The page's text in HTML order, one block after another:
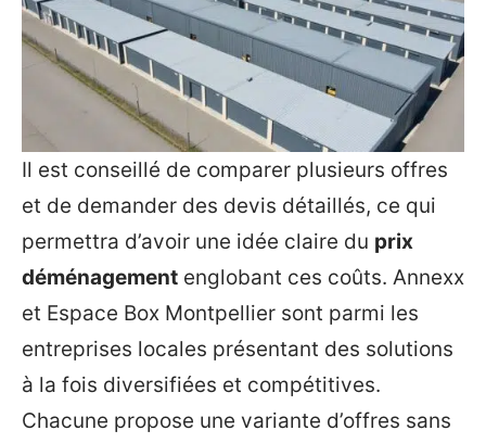
Il est conseillé de comparer plusieurs offres
et de demander des devis détaillés, ce qui
permettra d’avoir une idée claire du prix
déménagement englobant ces coûts. Annexx
et Espace Box Montpellier sont parmi les
entreprises locales présentant des solutions
à la fois diversifiées et compétitives.
Chacune propose une variante d’offres sans